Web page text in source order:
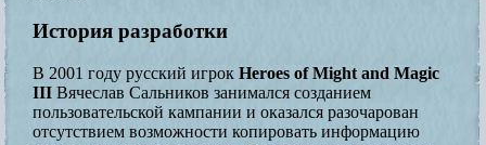
История разработки
В 2001 году русский игрок Heroes of Might and Magic
III Вячеслав Сальников занимался созданием
пользовательской кампании и оказался разочарован
отсутствием возможности копировать информацию